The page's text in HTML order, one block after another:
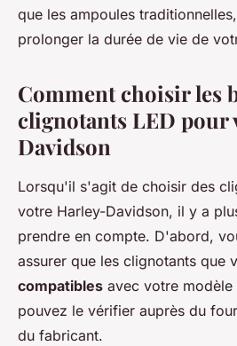
que les ampoules
prolonger la durée de vie de
Comment choisir les
clignotants LED pour
Davidson
Lorsqu'il s'agit de choisir des
votre Harley-Davidson, il y a
prendre en compte. D'abord,
assurer que les clignotants que
compatibles avec votre
pouvez le vérifier auprès du
du fabricant.